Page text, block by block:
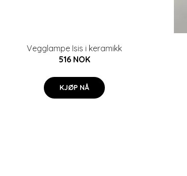
Vegglampe Isis i keramikk
516 NOK
KJØP NÅ